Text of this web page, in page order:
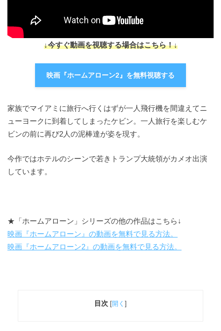
↓今すぐ動画を視聴する場合はこちら！↓
映画『ホームアローン2』を無料視聴する
家族でマイアミに旅行へ行くはずが一人飛行機を間違えてニ
ューヨークに到着してしまったケビン。一人旅行を楽しむケ
ビンの前に再び2人の泥棒達が姿を現す。
今作ではホテルのシーンで若きトランプ大統領がカメオ出演
しています。
★「ホームアローン」シリーズの他の作品はこちら↓
映画『ホームアローン』の動画を無料で見る方法。
映画『ホームアローン2』の動画を無料で見る方法。
目次 [開く ]